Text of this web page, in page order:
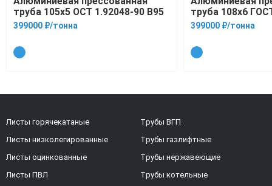
труба 105х5 ОСТ 1.92048-90 В95
399000 ₽/тонна
труба 108х6
399000 ₽/тонна
Листы горячекатаные
Листы низколегированные
Листы оцинкованные
Листы ПВЛ
Трубы ВГП
Трубы газлифтные
Трубы нержавеющие
Трубы котельные